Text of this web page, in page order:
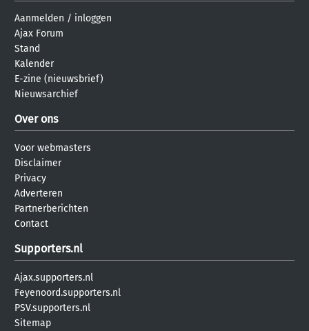
Aanmelden / inloggen
Ajax Forum
Stand
Kalender
E-zine (nieuwsbrief)
Nieuwsarchief
Over ons
Voor webmasters
Disclaimer
Privacy
Adverteren
Partnerberichten
Contact
Supporters.nl
Ajax.supporters.nl
Feyenoord.supporters.nl
PSV.supporters.nl
Sitemap